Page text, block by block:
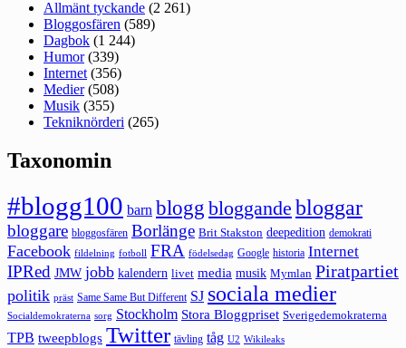
Allmänt tyckande (2 261)
Bloggosfären (589)
Dagbok (1 244)
Humor(339)
Internet (356)
Medier(508)
Musik (355)
Tekniknörderi (265)
Taxonomin
#blogg100 barn blogg bloggande bloggar
bloggare bloggosfären Borlänge Brit Stakston deepedition demokrati
Facebook fildelning fotboll FRA födelsedag Google historia Internet
IPRed JMW jobb kalendern livet media musik Mymlan Piratpartiet
politik präst Same Same But Different SJ sociala medier
Socialdemokraterna sorg Stockholm Stora Bloggpriset Sverigedemokraterna
TPB tweepblogs Twitter tävling tåg U2 Wikileaks